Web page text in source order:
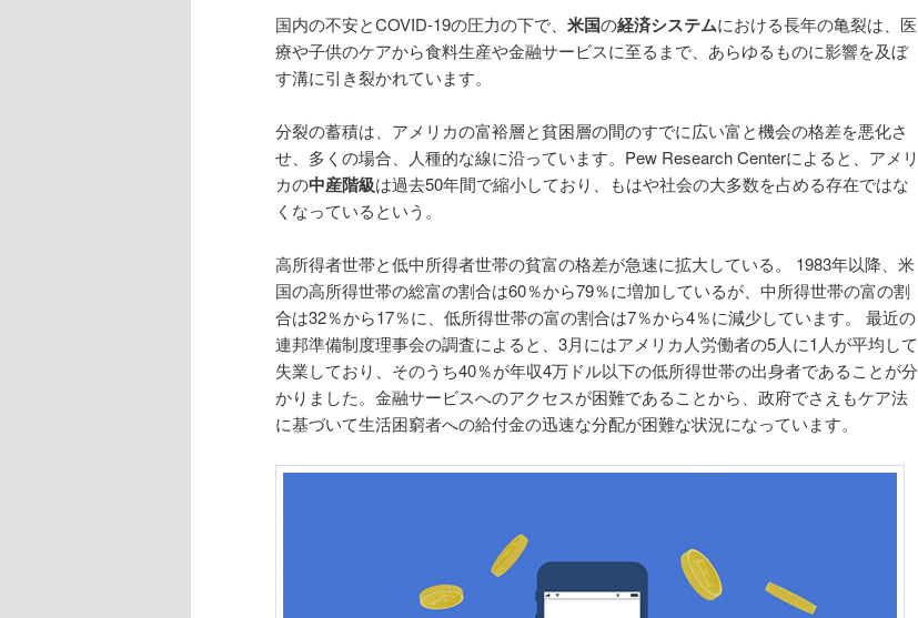
国内の不安とCOVID-19の圧力の下で、 米国の経済システムにおける長年の亀裂は、医
療や子供のケアから食料生産や金融サービスに至るまで、あらゆるものに影響を及ぼ
す溝に引き裂かれています。
分裂の蓄積は、アメリカの富裕層と貧困層の間のすでに広い富と機会の格差を悪化さ
せ、多くの場合、人種的な線に沿っています。Pew Research Centerによると、アメリ
カの中産階級は過去50年間で縮小しており、もはや社会の大多数を占める存在ではな
くなっているという。
高所得者世帯と低中所得者世帯の貧富の格差が急速に拡大している。 1983年以降、米
国の高所得世帯の総富の割合は60％から79％に増加しているが、中所得世帯の富の割
合は32％から17％に、低所得世帯の富の割合は7％から4％に減少しています。 最近の
連邦準備制度理事会の調査によると、3月にはアメリカ人労働者の5人に1人が平均して
失業しており、そのうち40％が年収4万ドル以下の低所得世帯の出身者であることが分
かりました。金融サービスへのアクセスが困難であることから、政府でさえもケア法
に基づいて生活困窮者への給付金の迅速な分配が困難な状況になっています。